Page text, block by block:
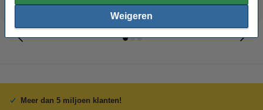
Weigeren
Meer dan 5 miljoen klanten!